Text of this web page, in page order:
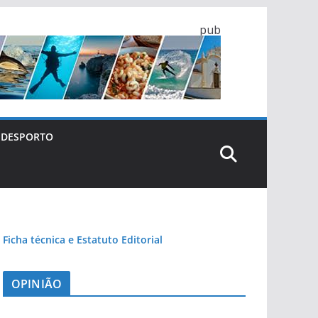
pub
DESPORTO
Ficha técnica e Estatuto Editorial
OPINIÃO